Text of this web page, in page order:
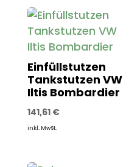
Einfüllstutzen
Tankstutzen VW
Iltis Bombardier
141,61 €
inkl. MwSt.